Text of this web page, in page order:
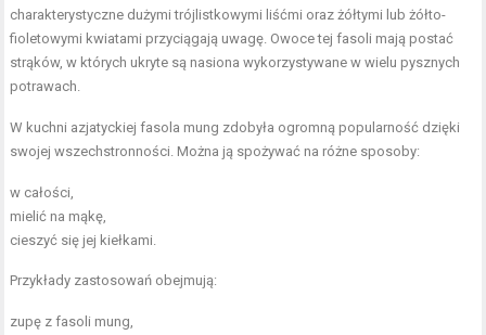
charakterystyczne dużymi trójlistkowymi liśćmi oraz żółtymi lub żółto-
fioletowymi kwiatami przyciągają uwagę. Owoce tej fasoli mają postać
strąków, w których ukryte są nasiona wykorzystywane w wielu pysznych
potrawach.
W kuchni azjatyckiej fasola mung zdobyła ogromną popularność dzięki
swojej wszechstronności. Można ją spożywać na różne sposoby:
w całości,
mielić na mąkę,
cieszyć się jej kiełkami.
Przykłady zastosowań obejmują:
zupę z fasoli mung,